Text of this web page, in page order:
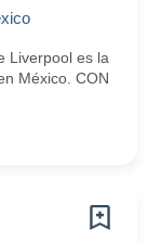
Liverpool es la
México. CON